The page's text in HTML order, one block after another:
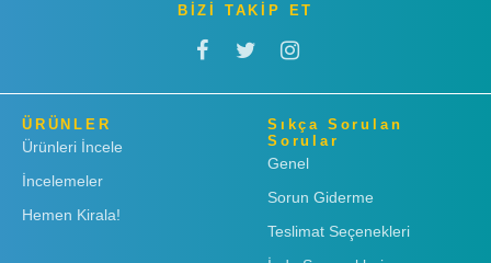
BİZİ TAKİP ET
ÜRÜNLER
Ürünleri İncele
İncelemeler
Hemen Kirala!
Sıkça Sorulan
Sorular
Genel
Sorun Giderme
Teslimat Seçenekleri